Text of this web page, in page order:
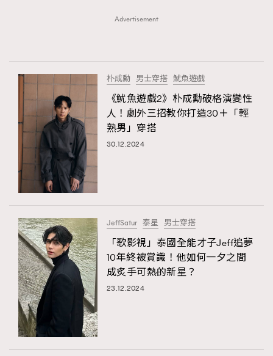
AFrenchMind
EmpowerF
FashionWeek
FigaroStyle
FigaroTalk 48
FigaroWatch 83
Grooming&Fitness 38
HommesFashion 2
HommeStyle
VAxChowSangSang
WatchesWonder&Beyond
WatchesWonder&Beyond 1
向ChanelN°5致敬 1
大時代小事情
時裝心理學
#FigaroIssue 專訪陳漢娜Hanna與Takuro｜模特
情侶談愛情
Advertisement
朴成勳 男士穿搭 魷魚遊戲
《魷魚遊戲2》朴成勳破格演變性
人！劇外三招教你打造30＋「輕
熟男」穿搭
30.12.2024
JeffSatur 泰星 男士穿搭
「歌影視」泰國全能才子Jeff追夢
10年終被賞識！他如何一夕之間
成炙手可熱的新星？
23.12.2024